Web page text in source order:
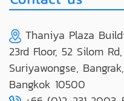
Thaniya Plaza
23rd Floor, 52 Silom Rd,
Suriyawongse, Bangrak,
Bangkok 10500